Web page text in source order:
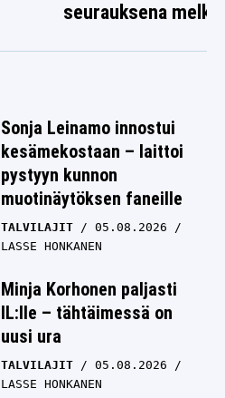
seurauksena
Sonja Leinamo innostui
kesämekostaan – laittoi
pystyyn kunnon
muotinäytöksen faneille
TALVILAJIT
05.08.2026
LASSE HONKANEN
Minja Korhonen paljasti
IL:lle – tähtäimessä on
uusi ura
TALVILAJIT
05.08.2026
LASSE HONKANEN